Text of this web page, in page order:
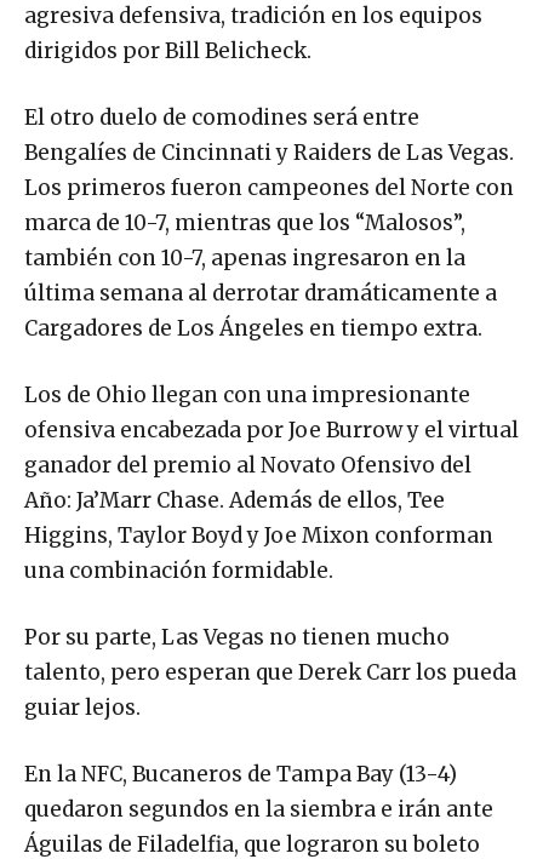
agresiva defensiva, tradición en los equipos
dirigidos por Bill Belicheck.
El otro duelo de comodines será entre
Bengalíes de Cincinnati y Raiders de Las Vegas.
Los primeros fueron campeones del Norte con
marca de 10-7, mientras que los “Malosos”,
también con 10-7, apenas ingresaron en la
última semana al derrotar dramáticamente a
Cargadores de Los Ángeles en tiempo extra.
Los de Ohio llegan con una impresionante
ofensiva encabezada por Joe Burrow y el virtual
ganador del premio al Novato Ofensivo del
Año: Ja’Marr Chase. Además de ellos, Tee
Higgins, Taylor Boyd y Joe Mixon conforman
una combinación formidable.
Por su parte, Las Vegas no tienen mucho
talento, pero esperan que Derek Carr los pueda
guiar lejos.
En la NFC, Bucaneros de Tampa Bay (13-4)
quedaron segundos en la siembra e irán ante
Águilas de Filadelfia, que lograron su boleto